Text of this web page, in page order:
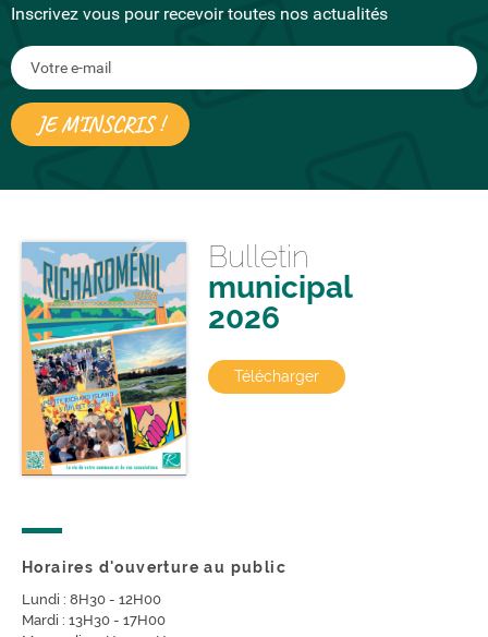
Inscrivez vous pour recevoir toutes nos actualités
Bulletin
municipal
2026
Télécharger
Horaires d'ouverture au public
Lundi : 8H30 - 12H00
Mardi : 13H30 - 17H00